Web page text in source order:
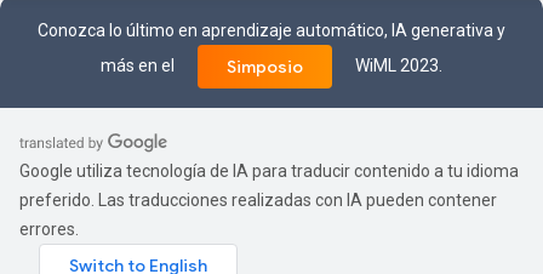
Conozca lo último en aprendizaje automático, IA generativa y
más en el
Simposio WiML 2023.
Google utiliza tecnología de IA para traducir contenido a tu idioma
preferido. Las traducciones realizadas con IA pueden contener
errores.